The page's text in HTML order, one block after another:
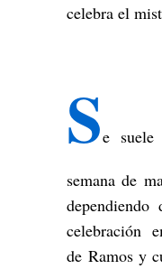
celebra el
Se
semana de
celebración
de Ramos y